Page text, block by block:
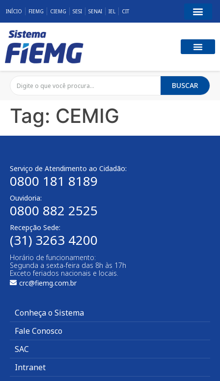
INÍCIO FIEMG CIEMG SESI SENAI IEL CIT
BUSCAR
Tag: CEMIG
Serviço de Atendimento ao Cidadão:
0800 181 8189
Ouvidoria:
0800 882 2525​
Recepção Sede:
(31) 3263 4200
Horário de funcionamento:
Segunda a sexta-feira das 8h às 17h
Exceto feriados nacionais e locais.
crc@fiemg.com.br
Conheça o Sistema
Fale Conosco
SAC
Intranet